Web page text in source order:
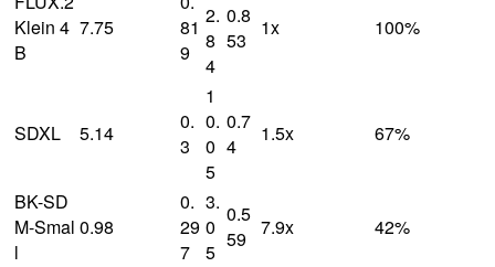
Klein 4
B
7.75
81
9
2.
8
4
0.8
53
1x 100%
SDXL 5.14
0.
3
1
0.
0
5
0.7
4
1.5x 67%
BK-SD
M-Smal
l
0.98
0.
29
7
3.
0
5
0.5
59 7.9x 42%